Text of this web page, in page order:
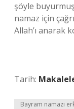
şöyle
namaz için
Allah’ı anarak
Tarih:
Bayram namazı